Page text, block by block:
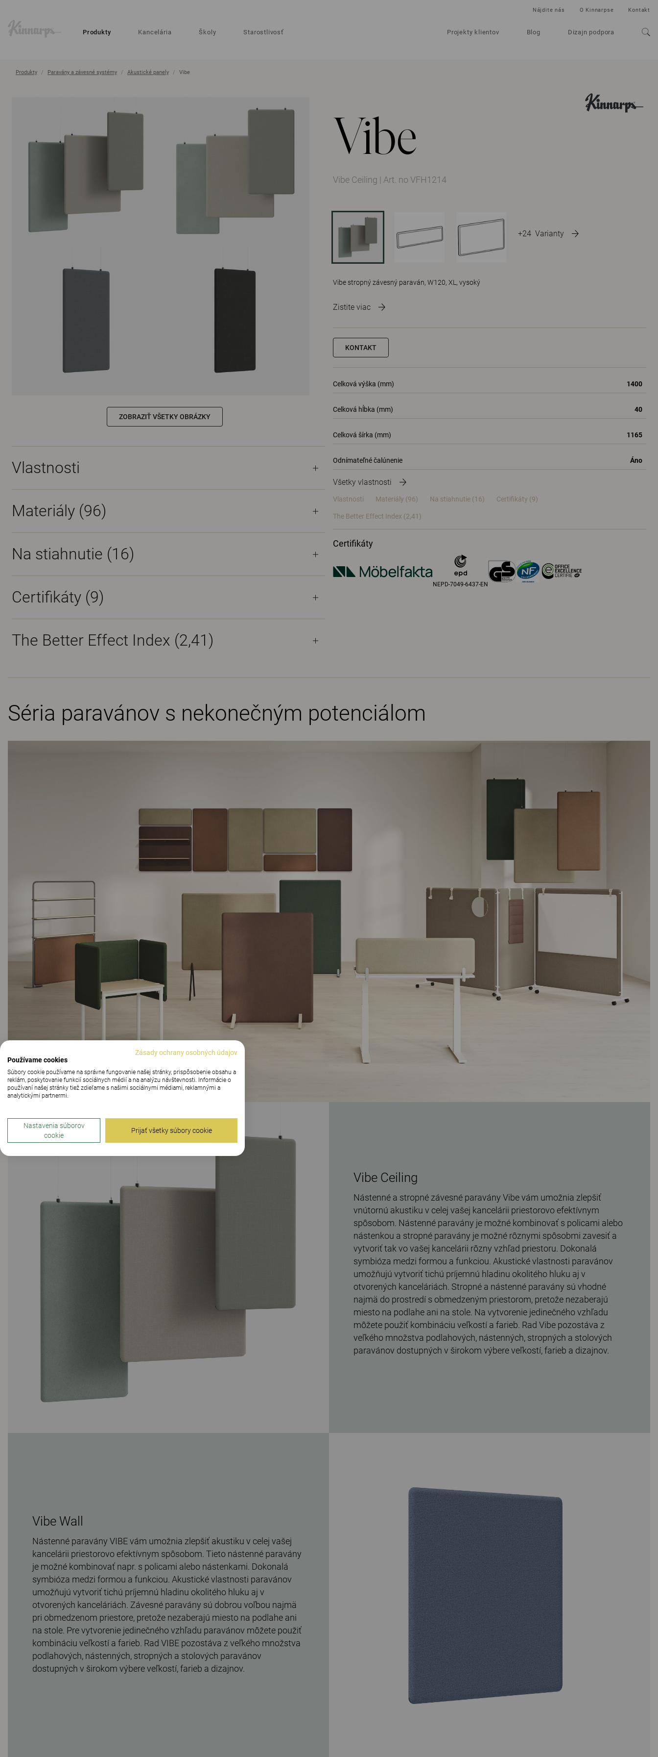
Produkty Kancelária Školy Starostlivosť Projekty klientov Blog Dizajn podpora
Nájdite nás O Kinnarpse Kontakt
Produkty Paravány a závesné systémy Akustické panely Vibe
Vibe
+24 Varianty
Vibe Ceiling | Art. no VFH1214
Vibe stropný závesný paraván, W120, XL, vysoký
Zistite viac
KONTAKT
Celková výška (mm) 1400
Celková hĺbka (mm) 40
Celková šírka (mm) 1165
Odnímateľné čalúnenie Áno
Všetky vlastnosti
Vlastnosti Materiály (96) Na stiahnutie (16) Certifikáty (9)
The Better Effect Index (2,41)
Certifikáty
NEPD-7049-6437-EN
ZOBRAZIŤ VŠETKY OBRÁZKY
Vlastnosti
Materiály (96)
Na stiahnutie (16)
Certifikáty (9)
The Better Effect Index (2,41)
Séria paravánov s nekonečným potenciálom
Vibe Ceiling
Nástenné a stropné závesné paravány Vibe vám umožnia zlepšiť
vnútornú akustiku v celej vašej kancelárii priestorovo efektívnym
spôsobom. Nástenné paravány je možné kombinovať s policami alebo
nástenkou a stropné paravány je možné rôznymi spôsobmi zavesiť a
vytvoriť tak vo vašej kancelárii rôzny vzhľad priestoru. Dokonalá
symbióza medzi formou a funkciou. Akustické vlastnosti paravánov
umožňujú vytvoriť tichú príjemnú hladinu okolitého hluku aj v
otvorených kanceláriách. Stropné a nástenné paravány sú vhodné
najmä do prostredí s obmedzeným priestorom, pretože nezaberajú
miesto na podlahe ani na stole. Na vytvorenie jedinečného vzhľadu
môžete použiť kombináciu veľkostí a farieb. Rad Vibe pozostáva z
veľkého množstva podlahových, nástenných, stropných a stolových
paravánov dostupných v širokom výbere veľkostí, farieb a dizajnov.
Vibe Wall
Nástenné paravány VIBE vám umožnia zlepšiť akustiku v celej vašej
kancelárii priestorovo efektívnym spôsobom. Tieto nástenné paravány
je možné kombinovať napr. s policami alebo nástenkami. Dokonalá
symbióza medzi formou a funkciou. Akustické vlastnosti paravánov
umožňujú vytvoriť tichú príjemnú hladinu okolitého hluku aj v
otvorených kanceláriách. Závesné paravány sú dobrou voľbou najmä
pri obmedzenom priestore, pretože nezaberajú miesto na podlahe ani
na stole. Pre vytvorenie jedinečného vzhľadu paravánov môžete použiť
kombináciu veľkostí a farieb. Rad VIBE pozostáva z veľkého množstva
podlahových, nástenných, stropných a stolových paravánov
dostupných v širokom výbere veľkostí, farieb a dizajnov.
Zásady ochrany osobných údajov
Používame cookies
Súbory cookie používame na správne fungovanie našej stránky, prispôsobenie obsahu a
reklám, poskytovanie funkcií sociálnych médií a na analýzu návštevnosti. Informácie o
používaní našej stránky tiež zdieľame s našimi sociálnymi médiami, reklamnými a
analytickými partnermi.
Nastavenia súborov
cookie
Prijať všetky súbory cookie